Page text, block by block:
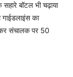
बॉटल भी चढ़ाया
का
कर संचालक पर 50